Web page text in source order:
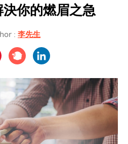
你的燃眉之急
: 李先生